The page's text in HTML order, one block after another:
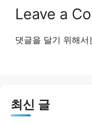
Leave a
댓글을 달기 위해서
최신 글